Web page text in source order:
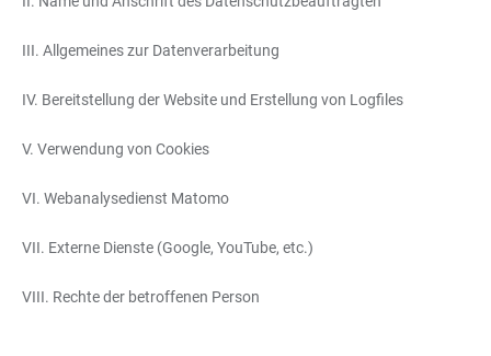
III. Allgemeines zur Datenverarbeitung
IV. Bereitstellung der Website und Erstellung von Logfiles
V. Verwendung von Cookies
VI. Webanalysedienst Matomo
VII. Externe Dienste (Google, YouTube, etc.)
VIII. Rechte der betroffenen Person